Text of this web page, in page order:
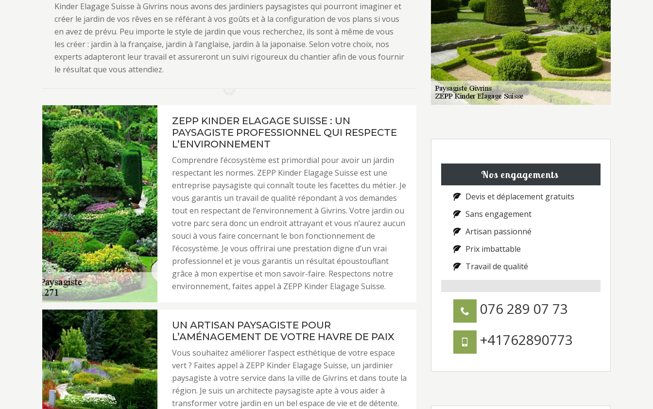
Kinder Elagage Suisse à Givrins nous avons des jardiniers paysagistes qui pourront imaginer et
créer le jardin de vos rêves en se référant à vos goûts et à la configuration de vos plans si vous
en avez de prévu. Peu importe le style de jardin que vous recherchez, ils sont à même de vous
les créer : jardin à la française, jardin à l’anglaise, jardin à la japonaise. Selon votre choix, nos
experts adapteront leur travail et assureront un suivi rigoureux du chantier afin de vous fournir
le résultat que vous attendiez.
ZEPP KINDER ELAGAGE SUISSE : UN
PAYSAGISTE PROFESSIONNEL QUI RESPECTE
L’ENVIRONNEMENT
Comprendre l’écosystème est primordial pour avoir un jardin
respectant les normes. ZEPP Kinder Elagage Suisse est une
entreprise paysagiste qui connaît toute les facettes du métier. Je
vous garantis un travail de qualité répondant à vos demandes
tout en respectant de l’environnement à Givrins. Votre jardin ou
votre parc sera donc un endroit attrayant et vous n’aurez aucun
souci à vous faire concernant le bon fonctionnement de
l’écosystème. Je vous offrirai une prestation digne d’un vrai
professionnel et je vous garantis un résultat époustouflant
grâce à mon expertise et mon savoir-faire. Respectons notre
environnement, faites appel à ZEPP Kinder Elagage Suisse.
UN ARTISAN PAYSAGISTE POUR
L’AMÉNAGEMENT DE VOTRE HAVRE DE PAIX
Vous souhaitez améliorer l’aspect esthétique de votre espace
vert ? Faites appel à ZEPP Kinder Elagage Suisse, un jardinier
paysagiste à votre service dans la ville de Givrins et dans toute la
région. Je suis un architecte paysagiste apte à vous aider à
transformer votre jardin en un bel espace de vie et de détente.
Nos engagements
Devis et déplacement gratuits
Sans engagement
Artisan passionné
Prix imbattable
Travail de qualité
076 289 07 73
+41762890773